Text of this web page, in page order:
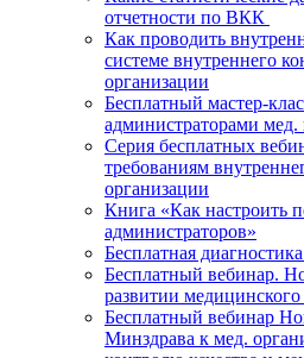
отчетности по ВКК
Как проводить
системе внутреннего
организации
Бесплатный мастер-
администраторами мед.
Серия бесплатных
требованиям
организации
Книга «Как настроить
администраторов»
Бесплатная
Бесплатный вебинар.
развитии медицинского
Бесплатный вебинар
Минздрава к мед.